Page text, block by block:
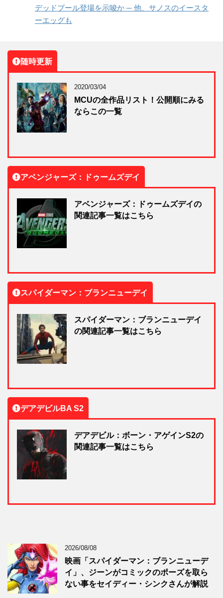
デッドプール登場を示唆か ─ 他、サノスのイースタ
ーエッグも
随時更新
2020/03/04
MCUの全作品リスト！公開順にみる
ならこの一覧
アベンジャーズ：ドゥームズデイ
アベンジャーズ：ドゥームズデイの
関連記事一覧はこちら
スパイダーマン：ブランニューデイ
スパイダーマン：ブランニューデイ
の関連記事一覧はこちら
デアデビルBA S2
デアデビル：ボーン・アゲインS2の
関連記事一覧はこちら
2026/08/08
映画「スパイダーマン：ブランニューデ
イ」、ジーンがコミックのポーズを取ら
ない事をセイディー・シンクさんが解説